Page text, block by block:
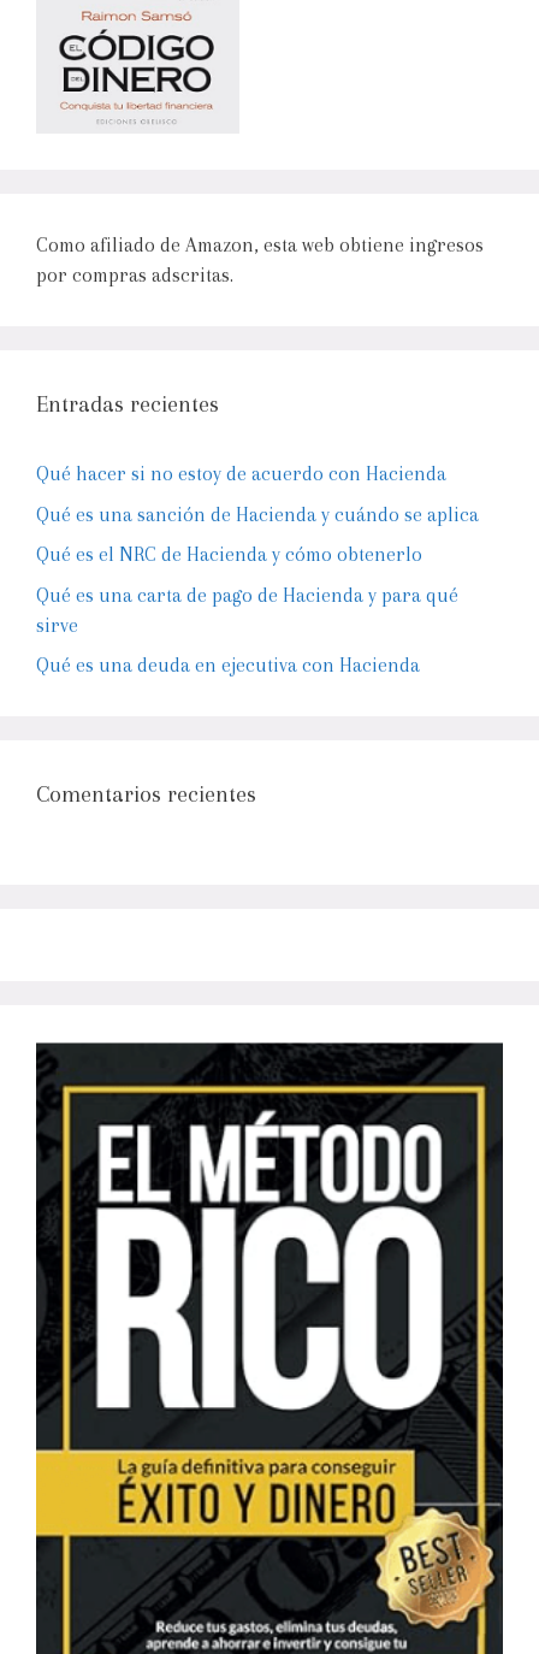
Como afiliado de Amazon, esta web obtiene ingresos
por compras adscritas.
Entradas recientes
Qué hacer si no estoy de acuerdo con Hacienda
Qué es una sanción de Hacienda y cuándo se aplica
Qué es el NRC de Hacienda y cómo obtenerlo
Qué es una carta de pago de Hacienda y para qué
sirve
Qué es una deuda en ejecutiva con Hacienda
Comentarios recientes